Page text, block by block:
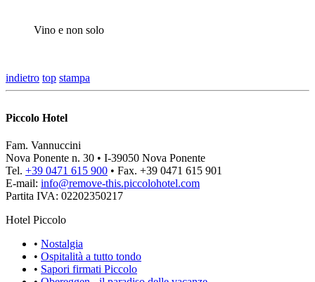
Vino e non solo
indietro top stampa
Piccolo Hotel
Fam. Vannuccini
Nova Ponente n. 30 • I-39050 Nova Ponente
Tel. +39 0471 615 900 • Fax. +39 0471 615 901
E-mail: info@remove-this.piccolohotel.com
Partita IVA: 02202350217
Hotel Piccolo
• Nostalgia
• Ospitalità a tutto tondo
• Sapori firmati Piccolo